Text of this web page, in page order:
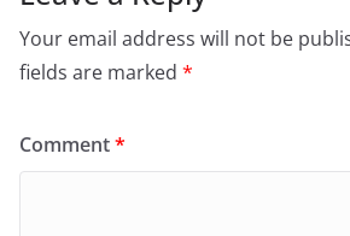
Your email address will not be
fields are marked *
Comment*